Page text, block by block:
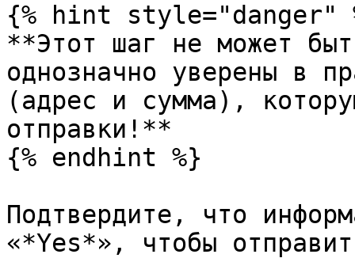
{% hint style="danger"
**Этот шаг не может
однозначно уверены в
(адрес и сумма),
отправки!**
{% endhint %}
Подтвердите, что
«*Yes*», чтобы